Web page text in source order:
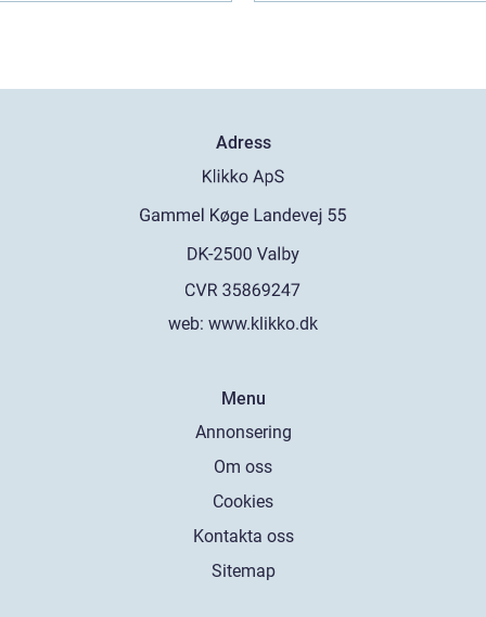
Adress
web: www.klikko.dk
Menu
Annonsering
Om oss
Cookies
Kontakta oss
Sitemap